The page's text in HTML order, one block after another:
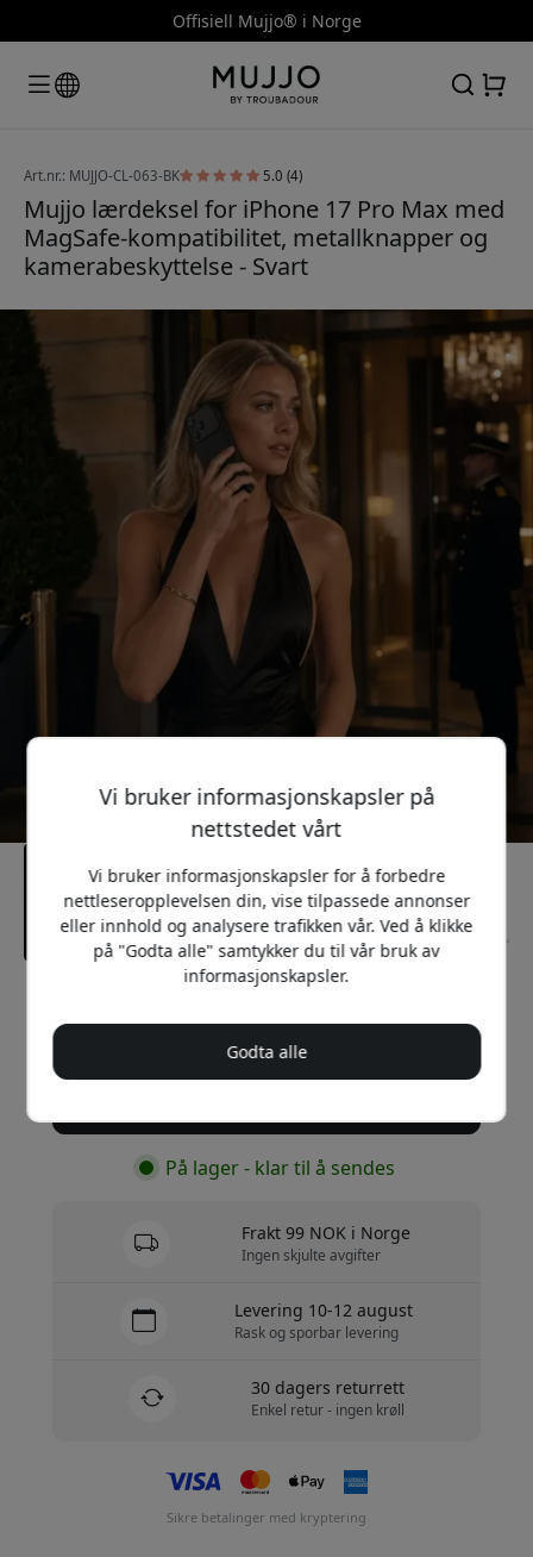
Offisiell Mujjo® i Norge
Art.nr.: MUJJO-CL-063-BK 5.0 (4)
Mujjo lærdeksel for iPhone 17 Pro Max med
MagSafe-kompatibilitet, metallknapper og
kamerabeskyttelse - Svart
699 NOK
På lager - klar til å sendes
Frakt 99 NOK i Norge
Ingen skjulte avgifter
Levering 10-12 august
Rask og sporbar levering
30 dagers returrett
Enkel retur - ingen krøll
Sikre betalinger med kryptering
Vi bruker informasjonskapsler på
nettstedet vårt
Vi bruker informasjonskapsler for å forbedre
nettleseropplevelsen din, vise tilpassede annonser
eller innhold og analysere trafikken vår. Ved å klikke
på "Godta alle" samtykker du til vår bruk av
informasjonskapsler.
Godta alle